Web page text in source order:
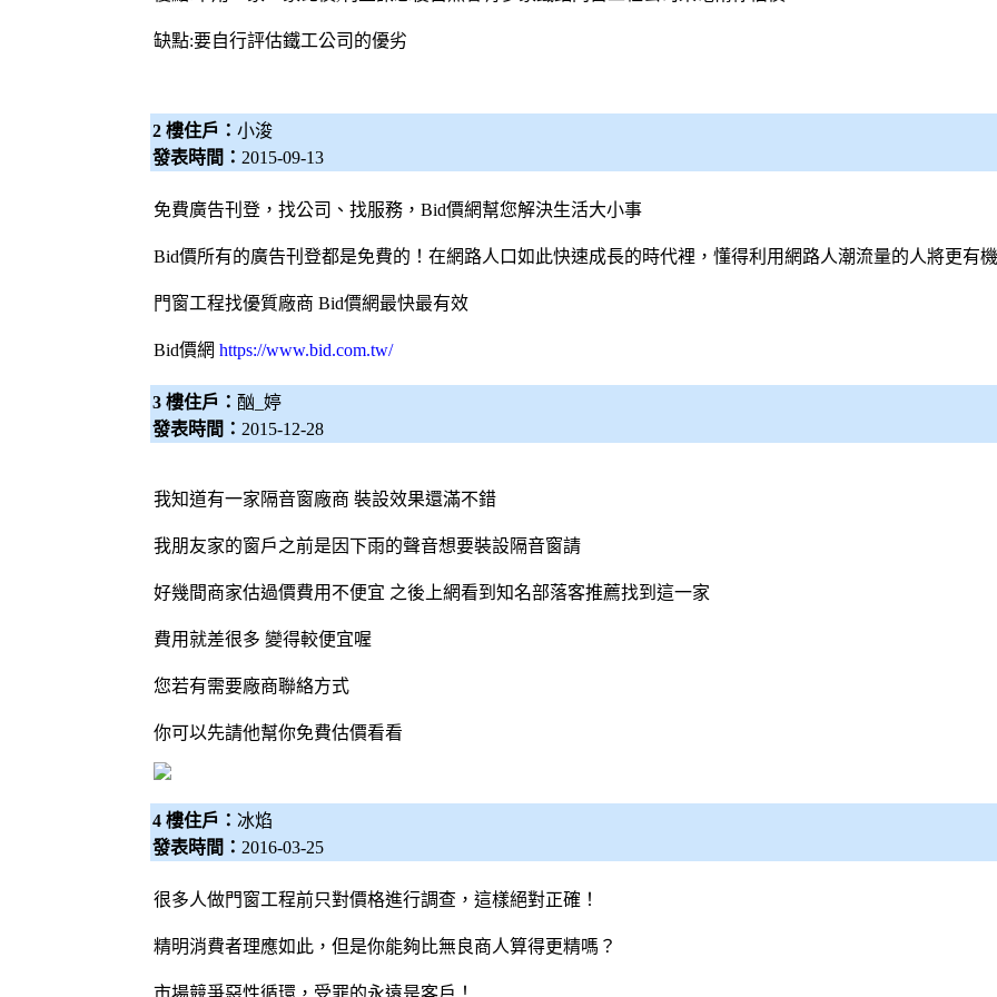
缺點:要自行評估鐵工公司的優劣
2 樓住戶： 小浚
發表時間： 2015-09-13
免費廣告刊登，找公司、找服務， Bid價網幫您解決生活大小事
Bid價所有的廣告刊登都是免費的！在網路人口如此快速成長的時代裡，懂得利用網路人潮流量的人將更有
門窗工程找優質廠商 Bid價網最快最有效
Bid價網 https://www.bid.com.tw/
3 樓住戶： 酗_婷
發表時間： 2015-12-28
我知道有一家隔音窗廠商 裝設效果還滿不錯
我朋友家的窗戶之前是因下雨的聲音想要裝設隔音窗請
好幾間商家估過價費用不便宜 之後上網看到知名部落客推薦找到這一家
費用就差很多 變得較便宜喔
您若有需要廠商聯絡方式
你可以先請他幫你免費估價看看
4 樓住戶： 冰焰
發表時間： 2016-03-25
很多人做門窗工程前只對價格進行調查，這樣絕對正確！
精明消費者理應如此，但是你能夠比無良商人算得更精嗎？
市場競爭惡性循環，受罪的永遠是客戶！